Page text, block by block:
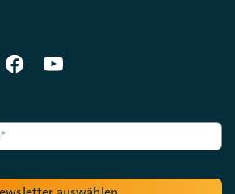
Netzwerken]
FacebookYoutube